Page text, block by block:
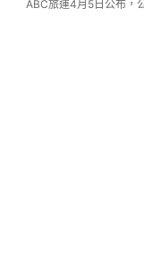
ABC旅運4月5日公布，